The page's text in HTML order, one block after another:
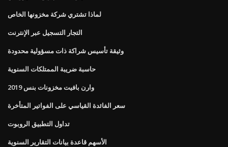
لماذا تشتري شركة مخزونها الخاص
التجار التسجيل عبر الإنترنت
وثيقة تأسيس شراكة ذات مسؤولية محدودة
حاسبة ضريبة الممتلكات السنوية
وارن بافيت مخزونات بنس 2019
سعر الفائدة القياسي على الفواتير المتأخرة
تداول التطبيق الروبوت
الأسهم قاعدة بيانات التقارير السنوية